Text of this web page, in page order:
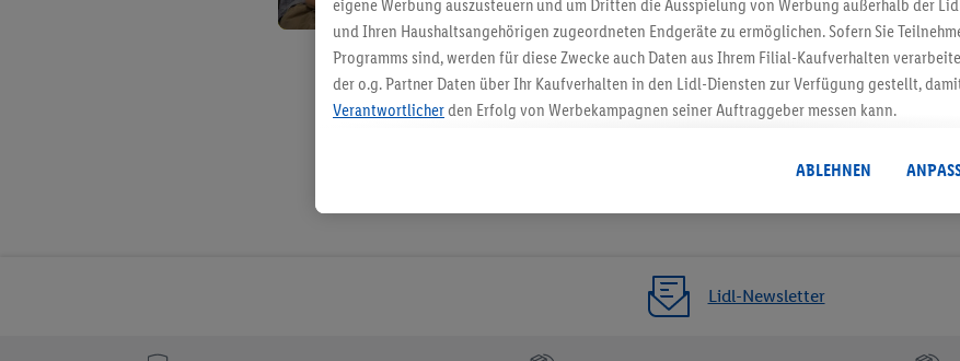
Lidl-Newsletter
eigene Werbung auszusteuern und um Dritten die Ausspielung von Werbung außerhalb der
und Ihren Haushaltsangehörigen zugeordneten Endgeräte zu ermöglichen. Sofern Sie
Programms sind, werden für diese Zwecke auch Daten aus Ihrem Filial-Kaufverhalten
der o.g. Partner Daten über Ihr Kaufverhalten in den Lidl-Diensten zur Verfügung gestellt,
Verantwortlicherden Erfolg von Werbekampagnen seiner Auftraggeber messen kann.
angereicherten Profilen. Dies umfasst die Zusammenführung von Daten (z.B. über Ihre
Kaufverhalten in den Lidl-Diensten, Informationen aus Ihrem Kundenkonto - z.B. Alter oder
genauen Standortdaten) auch über verschiedene Endgeräte und Lidl-Dienste hinweg
Erfolgsmessung der Werbung, zur Zielgruppenforschung, zur Entwicklung von Angeboten
Sicherung und Optimierung dieser Werbeausspielungen.
ABLEHNEN